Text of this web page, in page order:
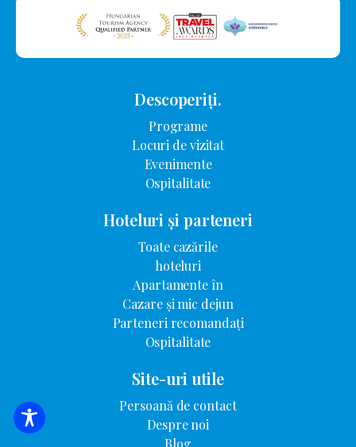
CĂUTARE DE CAZARE
Descoperiți.
Programe
Locuri de vizitat
Evenimente
Ospitalitate
Hoteluri și parteneri
Toate cazările
hoteluri
Apartamente în
Cazare și mic dejun
Parteneri recomandați
Ospitalitate
Site-uri utile
Persoană de contact
Despre noi
Blog